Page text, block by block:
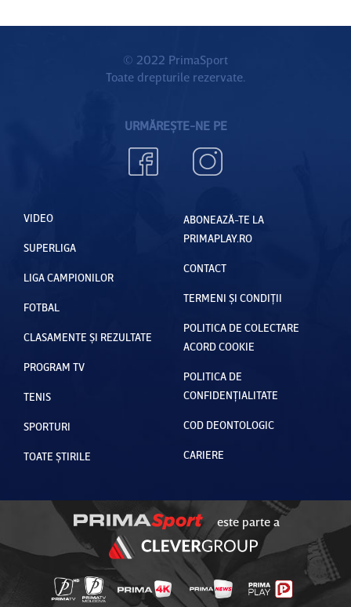
© 2022 PrimaSport
Toate drepturile rezervate.
URMĂREȘTE-NE PE
VIDEO
SUPERLIGA
LIGA CAMPIONILOR
FOTBAL
CLASAMENTE ȘI REZULTATE
PROGRAM TV
TENIS
SPORTURI
TOATE ȘTIRILE
ABONEAZĂ-TE LA
PRIMAPLAY.RO
CONTACT
TERMENI ȘI CONDIȚII
POLITICA DE COLECTARE
ACORD COOKIE
POLITICA DE
CONFIDENȚIALITATE
COD DEONTOLOGIC
CARIERE
este parte a